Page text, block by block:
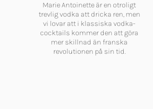
Marie Antoinette är en otroligt
trevlig vodka att dricka ren, men
vi lovar att i klassiska vodka-
cocktails kommer den att göra
mer skillnad än franska
revolutionen på sin tid.